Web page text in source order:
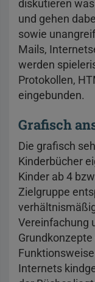
diskutieren
und gehen
sowie
Mails,
werden
Protokollen,
eingebunden.
Grafisch
Die grafisch
Kinderbücher
Kinder ab 4
Zielgruppe
Vereinfachung
Internets